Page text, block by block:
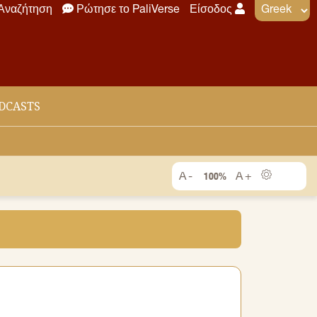
Ρώτησε το PaliVerse Είσοδος
100%